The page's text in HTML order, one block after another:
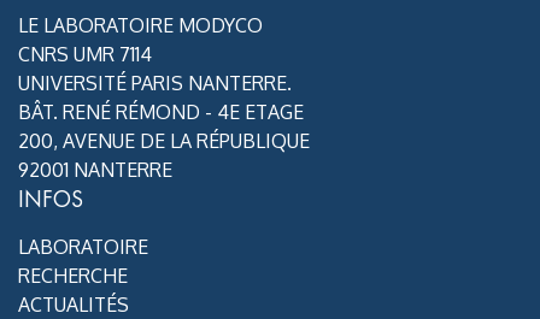
LE LABORATOIRE MODYCO
CNRS UMR 7114
UNIVERSITÉ PARIS NANTERRE.
BÂT. RENÉ RÉMOND - 4E ETAGE
200, AVENUE DE LA RÉPUBLIQUE
92001 NANTERRE
INFOS
LABORATOIRE
RECHERCHE
ACTUALITÉS